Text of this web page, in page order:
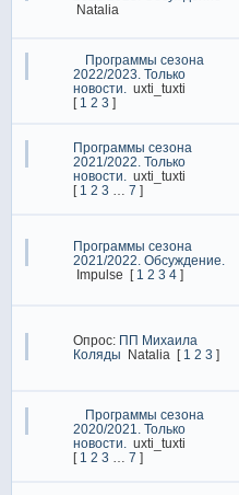
Natalia
Программы сезона
2022/2023. Только
новости.
uxti_tuxti
[ 1 2 3 ]
Программы сезона
2021/2022. Только
новости.
uxti_tuxti
[ 1 2 3 7 ]
Программы сезона
2021/2022. Обсуждение.
Impulse
[ 1 2 3 4 ]
Опрос: ПП Михаилa
Коляды
Natalia [ 1 2 3 ]
Программы сезона
2020/2021. Только
новости.
uxti_tuxti
[ 1 2 3 7 ]